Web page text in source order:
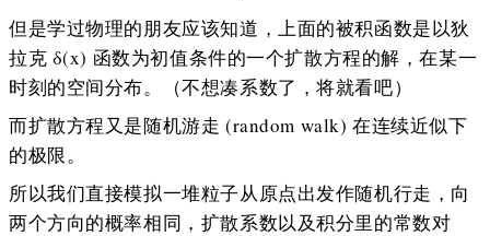
但是学过物理的朋友应该知道，上面的被积函数是以狄
拉克 δ(x) 函数为初值条件的一个扩散方程的解，在某一
时刻的空间分布。（不想凑系数了，将就看吧）
而扩散方程又是随机游走 (random walk) 在连续近似下
的极限。
所以我们直接模拟一堆粒子从原点出发作随机行走，向
两个方向的概率相同，扩散系数以及积分里的常数对